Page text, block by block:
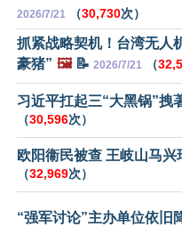
2026/7/21 （30,730次）
抓紧战略契机！台湾无人
豪猪” 🖼️📝 2026/7/21 （
习近平扛起三“大黑锅”拽
（30,596次）
欧阳衞民被查 王岐山马
（32,969次）
“强军讨论”主办单位依旧